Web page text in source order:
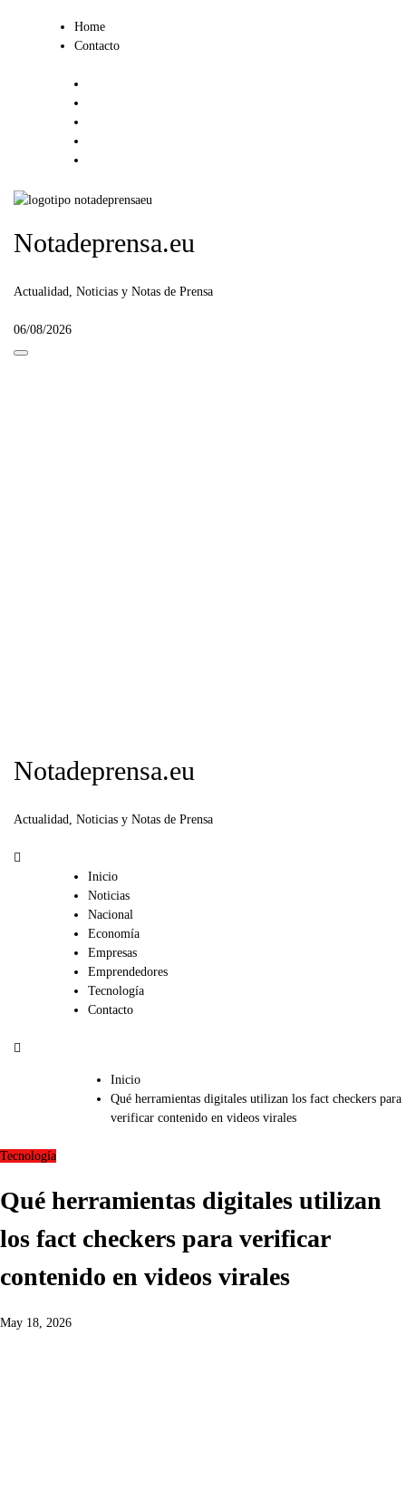
Home
Contacto
Notadeprensa.eu
Actualidad, Noticias y Notas de Prensa
06/08/2026
Notadeprensa.eu
Actualidad, Noticias y Notas de Prensa
Inicio
Noticias
Nacional
Economía
Empresas
Emprendedores
Tecnología
Contacto
Inicio
Qué herramientas digitales utilizan los fact checkers para
verificar contenido en videos virales
Tecnología
Qué herramientas digitales utilizan
los fact checkers para verificar
contenido en videos virales
May 18, 2026